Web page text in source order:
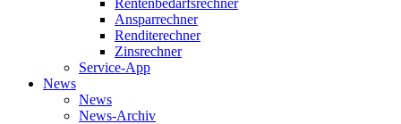
Rentenbedarfsrechner
Ansparrechner
Renditerechner
Zinsrechner
Service-App
News
News
News-Archiv